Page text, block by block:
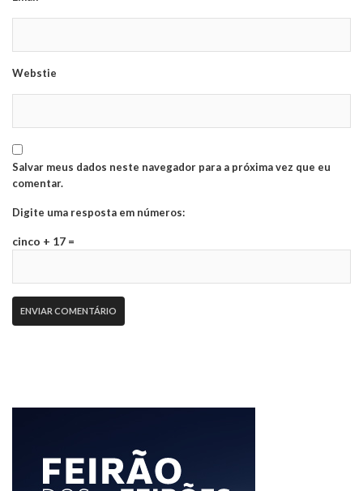
Webstie
Salvar meus dados neste navegador para a próxima vez que eu
comentar.
Digite uma resposta em números:
cinco + 17 =